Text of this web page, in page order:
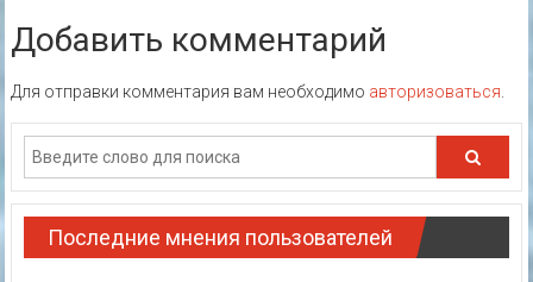
Добавить комментарий
Для отправки комментария вам необходимо авторизоваться.
Последние мнения пользователей